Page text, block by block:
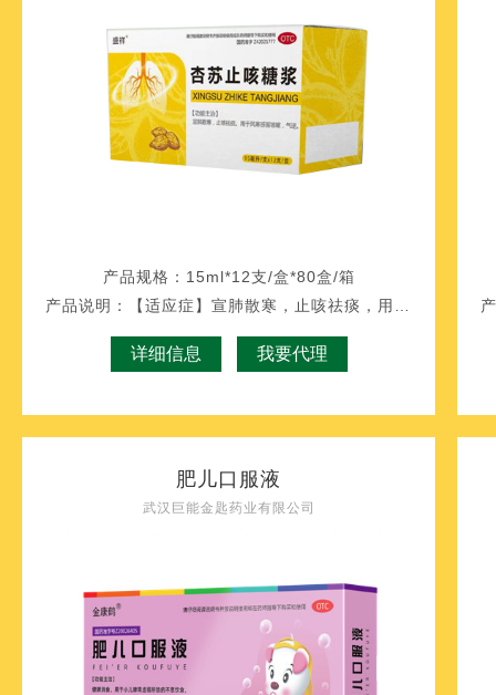
产品规格： 15ml*12支/盒*80盒/箱
产品说明：
【适应症】宣肺散寒，止咳祛痰，用于风寒感
详细信息 我要代理
肥儿口服液
武汉巨能金匙药业有限公司